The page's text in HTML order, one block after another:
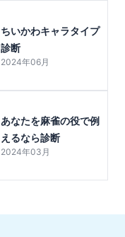
ちいかわキャラタイプ
診断
2024年06月
あなたを麻雀の役で例
えるなら診断
2024年03月